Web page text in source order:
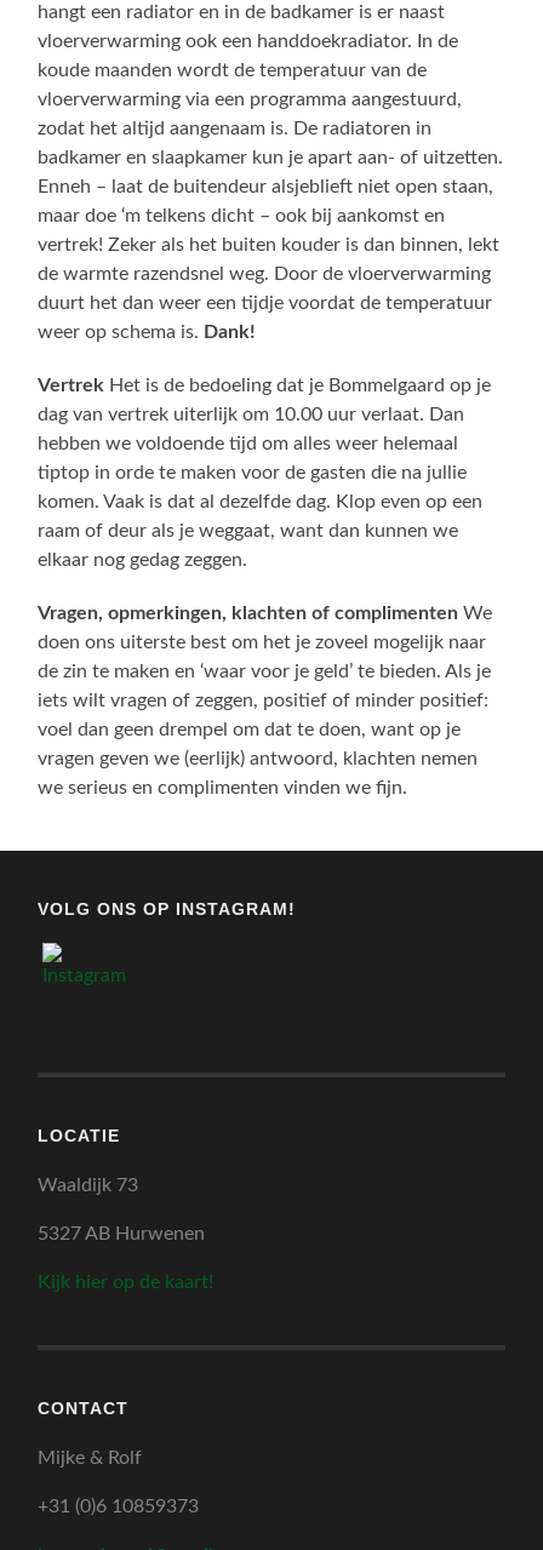
hangt een radiator en in de badkamer is er naast
vloerverwarming ook een handdoekradiator. In de
koude maanden wordt de temperatuur van de
vloerverwarming via een programma aangestuurd,
zodat het altijd aangenaam is. De radiatoren in
badkamer en slaapkamer kun je apart aan- of uitzetten.
Enneh – laat de buitendeur alsjeblieft niet open staan,
maar doe ‘m telkens dicht – ook bij aankomst en
vertrek! Zeker als het buiten kouder is dan binnen, lekt
de warmte razendsnel weg. Door de vloerverwarming
duurt het dan weer een tijdje voordat de temperatuur
weer op schema is. Dank!
Vertrek Het is de bedoeling dat je Bommelgaard op je
dag van vertrek uiterlijk om 10.00 uur verlaat. Dan
hebben we voldoende tijd om alles weer helemaal
tiptop in orde te maken voor de gasten die na jullie
komen. Vaak is dat al dezelfde dag. Klop even op een
raam of deur als je weggaat, want dan kunnen we
elkaar nog gedag zeggen.
Vragen, opmerkingen, klachten of complimentenWe
doen ons uiterste best om het je zoveel mogelijk naar
de zin te maken en ‘waar voor je geld’ te bieden. Als je
iets wilt vragen of zeggen, positief of minder positief:
voel dan geen drempel om dat te doen, want op je
vragen geven we (eerlijk) antwoord, klachten nemen
we serieus en complimenten vinden we fijn.
VOLG ONS OP INSTAGRAM!
LOCATIE
Waaldijk 73
5327 AB Hurwenen
Kijk hier op de kaart!
CONTACT
Mijke & Rolf
+31 (0)6 10859373